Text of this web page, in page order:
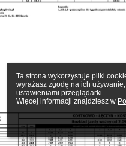
Ta strona wykorzystuje pliki
wyrażasz zgodę na ich
ustawieniami przeglądarki.
Więcej informacji znajdziesz w